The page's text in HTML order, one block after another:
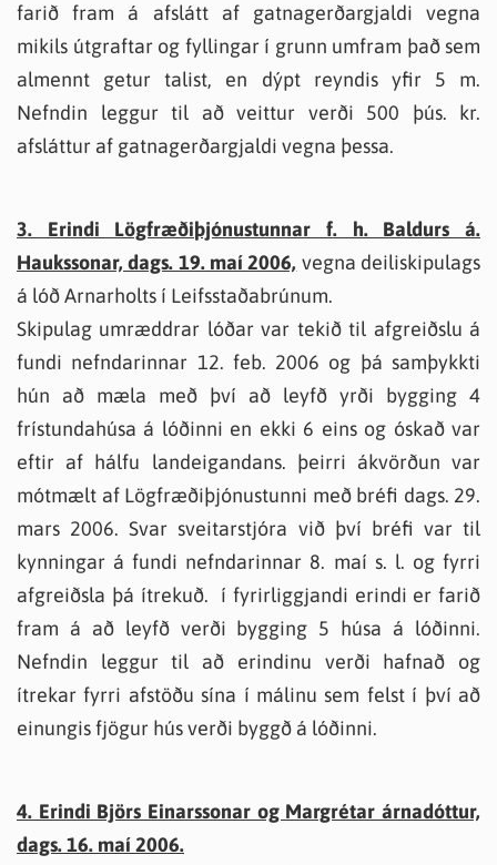
farið fram á afslátt af gatnagerðargjaldi vegna
mikils útgraftar og fyllingar í grunn umfram það sem
almennt getur talist, en dýpt reyndis yfir 5 m.
Nefndin leggur til að veittur verði 500 þús. kr.
afsláttur af gatnagerðargjaldi vegna þessa.
3. Erindi Lögfræðiþjónustunnar f. h. Baldurs á.
Haukssonar, dags. 19. maí 2006, vegna deiliskipulags
á lóð Arnarholts í Leifsstaðabrúnum.
Skipulag umræddrar lóðar var tekið til afgreiðslu á
fundi nefndarinnar 12. feb. 2006 og þá samþykkti
hún að mæla með því að leyfð yrði bygging 4
frístundahúsa á lóðinni en ekki 6 eins og óskað var
eftir af hálfu landeigandans. þeirri ákvörðun var
mótmælt af Lögfræðiþjónustunni með bréfi dags. 29.
mars 2006. Svar sveitarstjóra við því bréfi var til
kynningar á fundi nefndarinnar 8. maí s. l. og fyrri
afgreiðsla þá ítrekuð. í fyrirliggjandi erindi er farið
fram á að leyfð verði bygging 5 húsa á lóðinni.
Nefndin leggur til að erindinu verði hafnað og
ítrekar fyrri afstöðu sína í málinu sem felst í því að
einungis fjögur hús verði byggð á lóðinni.
4. Erindi Björs Einarssonar og Margrétar árnadóttur,
dags. 16. maí 2006.